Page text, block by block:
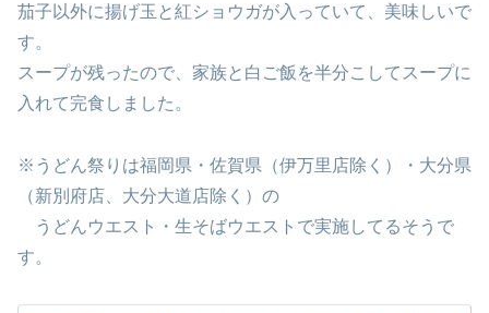
茄子以外に揚げ玉と紅ショウガが入っていて、美味しいで
す。
スープが残ったので、家族と白ご飯を半分こしてスープに
入れて完食しました。
※うどん祭りは福岡県・佐賀県（伊万里店除く）・大分県
（新別府店、大分大道店除く）の
うどんウエスト・生そばウエストで実施してるそうで
す。